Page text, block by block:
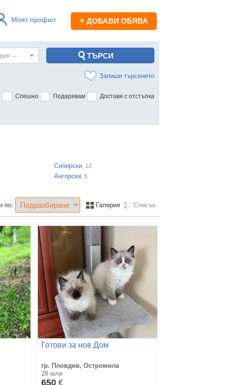
Моят профил + ДОБАВИ ОБЯВА
Запиши търсенето
Спешно Подарявам Доставя с отстъпка
Сибирски, 12
Ангорски, 6
по: Галерия Списък
Готови за нов Дом
гр. Пловдив, Остромила
28 юли
650 €